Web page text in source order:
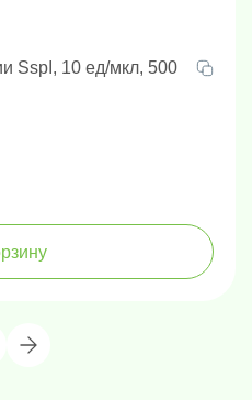
SspI, 10 ед/мкл, 500